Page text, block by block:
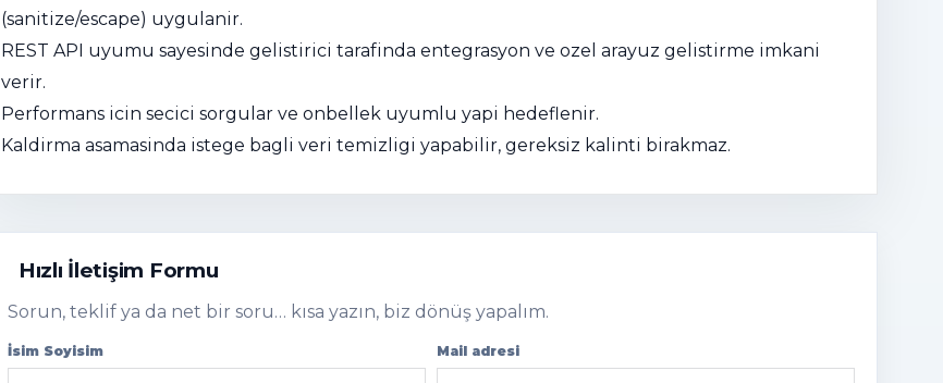
(sanitize/escape) uygulanir.
REST API uyumu sayesinde gelistirici tarafinda entegrasyon ve ozel arayuz gelistirme imkani
verir.
Performans icin secici sorgular ve onbellek uyumlu yapi hedeflenir.
Kaldirma asamasinda istege bagli veri temizligi yapabilir, gereksiz kalinti birakmaz.
Hızlı İletişim Formu
Sorun, teklif ya da net bir soru… kısa yazın, biz dönüş yapalım.
İsim Soyisim Mail adresi